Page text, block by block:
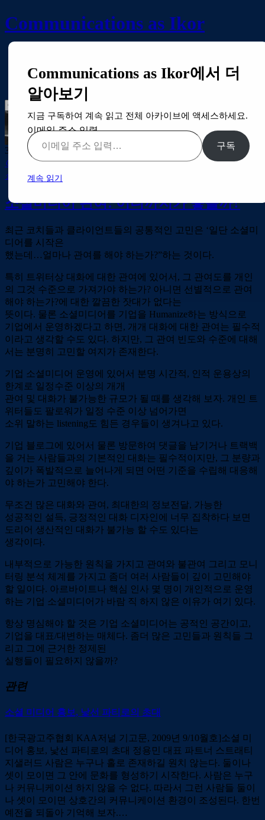
Communications as Ikor
Books
About
3월 02 2010 By:정용민Tagged with 기업
기업 미디
어
대변,대표,대화,댓글,불관여,생산적인 대화 ,소셜미디어
실행
,원칙,트랙백
소셜미디어 관여: 어디까지가 좋을까?
최근 코치들과 클라이언트들의 공통적인 고민은 ‘일단 소셜미
디어를 시작은
했는데…얼마나 관여를 해야 하는가?”하는 것이다.
특히 트위터상 대화에 대한 관여에 있어서, 그 관여도를 개인
의 그것 수준으로 가져가야 하는가? 아니면 선별적으로 관여
해야 하는가?에 대한 깔끔한 잣대가 없다는
뜻이다. 물론 소셜미디어를 기업을 Humanize하는 방식으로
기업에서 운영하겠다고 하면, 개개 대화에 대한 관여는 필수적
이라고 생각할 수도 있다. 하지만, 그 관여 빈도와 수준에 대해
서는 분명히 고민할 여지가 존재한다.
기업 소셜미디어 운영에 있어서 분명 시간적, 인적 운용상의
한계로 일정수준 이상의 개개
관여 및 대화가 불가능한 규모가 될 때를 생각해 보자. 개인 트
위터들도 팔로워가 일정 수준 이상 넘어가면
소위 말하는 listening도 힘든 경우들이 생겨나고 있다.
기업 블로그에 있어서 물론 방문하여 댓글을 남기거나 트랙백
을 거는 사람들과의 기본적인 대화는 필수적이지만, 그 분량과
깊이가 폭발적으로 늘어나게 되면 어떤 기준을 수립해 대응해
야 하는가 고민해야 한다.
무조건 많은 대화와 관여, 최대한의 정보전달, 가능한
성공적인 설득, 긍정적인 대화 디자인에 너무 집착하다 보면
도리어 생산적인 대화가 불가능 할 수도 있다는
생각이다.
내부적으로 가능한 원칙을 가지고 관여와 불관여 그리고 모니
터링 분석 체계를 가지고 좀더 여러 사람들이 깊이 고민해야
할 일이다. 아르바이트나 핵심 인사 몇 명이 개인적으로 운영
하는 기업 소셜미디어가 바람 직 하지 않은 이유가 여기 있다.
항상 명심해야 할 것은 기업 소셜미디어는 공적인 공간이고,
기업을 대표/대변하는 매체다. 좀더 많은 고민들과 원칙들 그
리고 그에 근거한 정제된
실행들이 필요하지 않을까?
관련
소셜 미디어 홍보, 낯선 파티로의 초대
[한국광고주협회 KAA저널 기고문, 2009년 9/10월호]소셜 미
디어 홍보, 낯선 파티로의 초대 정용민 대표 파트너 스트래티
지샐러드 사람은 누구나 홀로 존재하길 원치 않는다. 둘이나
셋이 모이면 그 안에 문화를 형성하기 시작한다. 사람은 누구
나 커뮤니케이션 하지 않을 수 없다. 따라서 그런 사람들 둘이
나 셋이 모이면 상호간의 커뮤니케이션 환경이 조성된다. 한번
예전을 되돌아 기억해 보자.…
Communications as Ikor에서 더
알아보기
지금 구독하여 계속 읽고 전체 아카이브에 액세스하세요.
이메일 주소 입력…
구독
계속 읽기